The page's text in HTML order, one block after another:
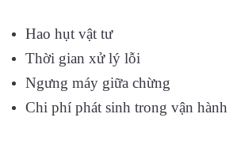
Hao hụt vật tư
Thời gian xử lý lỗi
Ngưng máy giữa chừng
Chi phí phát sinh trong vận hành